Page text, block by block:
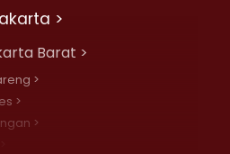
>
Barat >
>
>
>